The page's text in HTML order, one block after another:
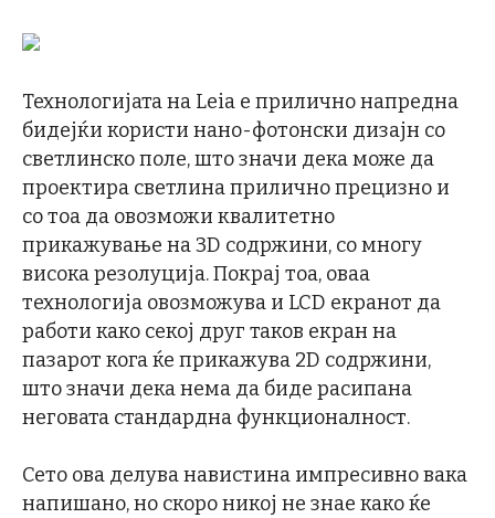
Технологијата на Leia е прилично напредна
бидејќи користи нано-фотонски дизајн со
светлинско поле, што значи дека може да
проектира светлина прилично прецизно и
со тоа да овозможи квалитетно
прикажување на 3D содржини, со многу
висока резолуција. Покрај тоа, оваа
технологија овозможува и LCD екранот да
работи како секој друг таков екран на
пазарот кога ќе прикажува 2D содржини,
што значи дека нема да биде расипана
неговата стандардна функционалност.
Сето ова делува навистина импресивно вака
напишано, но скоро никој не знае како ќе